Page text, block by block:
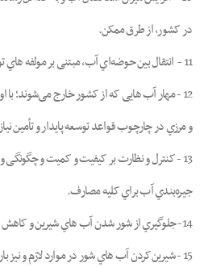
در ﮐﺸﻮر، از ﻃﺮق ممکن.
11 - اﻧﺘﻘﺎل ﺑﯿﻦ ﺣﻮﺿﻪاي آب، ﻣﺒﺘﻨﯽ ﺑﺮ ﻣﻮﻟﻔﻪ ﻫﺎي ﺗﻮﺳﻌﻪ ﭘﺎﯾﺪار و ﺗﺄﻣﯿﻦ ﻧﯿﺎزﻫﺎي ﻣﺨﺘﻠﻒ.
12 - ﻣﻬﺎر آب ﻫﺎﯾﯽ ﮐﻪ از ﮐﺸﻮر ﺧﺎرج ﻣﯽﺷﻮﻧﺪ؛
و ﻣﺮزي در ﭼﺎرﭼﻮب ﻗﻮاﻋﺪ ﺗﻮﺳﻌﻪ ﭘﺎﯾﺪار و
13 - ﮐﻨﺘﺮل و ﻧﻈﺎرت ﺑﺮ ﮐﯿﻔﯿﺖ و ﮐﻤﯿﺖ و
ﺟﯿﺮهﺑﻨﺪي آب ﺑﺮاي ﮐﻠﯿﻪ ﻣﺼﺎرف.
14- ﺟﻠﻮﮔﯿﺮي از ﺷﻮر ﺷﺪن آب ﻫﺎي ﺷﯿﺮﯾﻦ و ﮐﺎﻫﺶ ﮐﯿﻔﯿﺖ ﻣﻨﺎﺑﻊ آب.
15 - ﺷﯿﺮﯾﻦﮐﺮدن آب ﻫﺎي ﺷﻮر در ﻣﻮارد ﻻزم و ﻧﯿﺰ